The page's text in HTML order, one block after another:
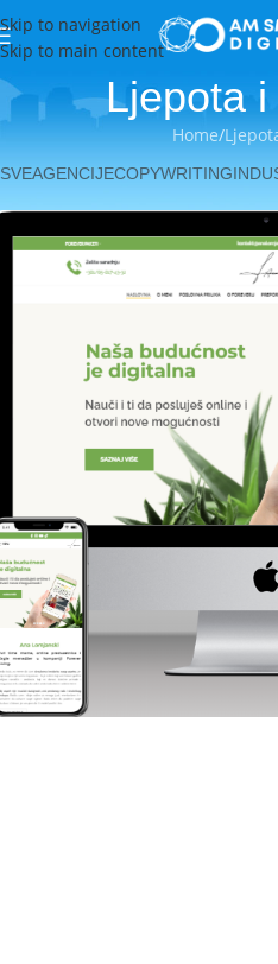
Skip to navigation
Skip to main content
Ljepota
Home
SVEAGENCIJECOPYWRITING